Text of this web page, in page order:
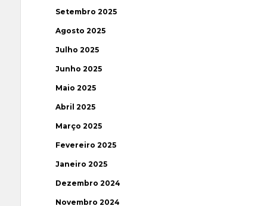
Setembro 2025
Agosto 2025
Julho 2025
Junho 2025
Maio 2025
Abril 2025
Março 2025
Fevereiro 2025
Janeiro 2025
Dezembro 2024
Novembro 2024